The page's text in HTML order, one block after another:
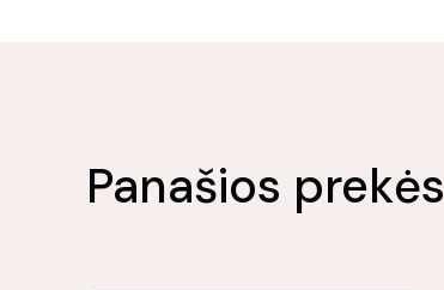
Panašios prekės